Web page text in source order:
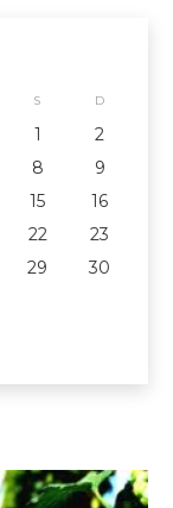
S D
1
2
8
9
15
16
22
23
29
30